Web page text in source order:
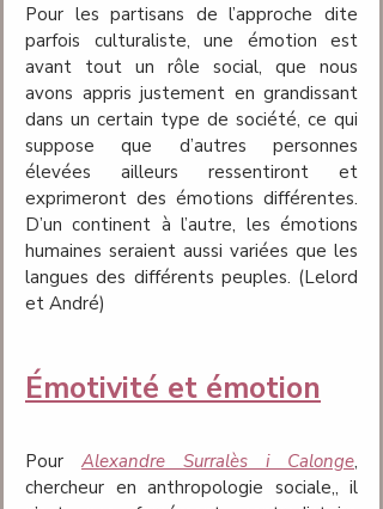
Pour les partisans de l’approche dite
parfois culturaliste, une émotion est
avant tout un rôle social, que nous
avons appris justement en grandissant
dans un certain type de société, ce qui
suppose que d’autres personnes
élevées ailleurs ressentiront et
exprimeront des émotions différentes.
D’un continent à l’autre, les émotions
humaines seraient aussi variées que les
langues des différents peuples. (Lelord
et André)
Émotivité et émotion
Pour Alexandre Surralès i Calonge,
chercheur en anthropologie sociale,, il